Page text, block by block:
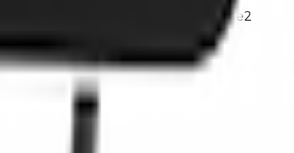
Type2